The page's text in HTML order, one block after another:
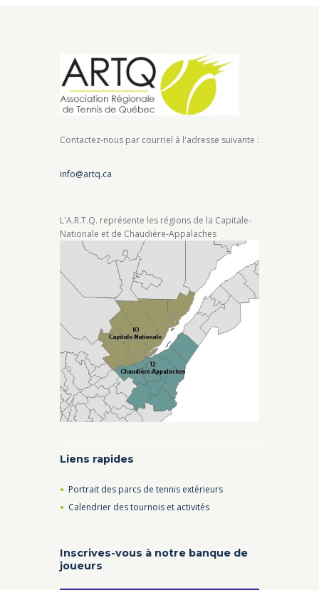
Contactez-nous par courriel à l'adresse suivante :
info@artq.ca
L'A.R.T.Q. représente les régions de la Capitale-
Nationale et de Chaudière-Appalaches
Liens rapides
Portrait des parcs de tennis extérieurs
Calendrier des tournois et activités
Inscrives-vous à notre banque de
joueurs